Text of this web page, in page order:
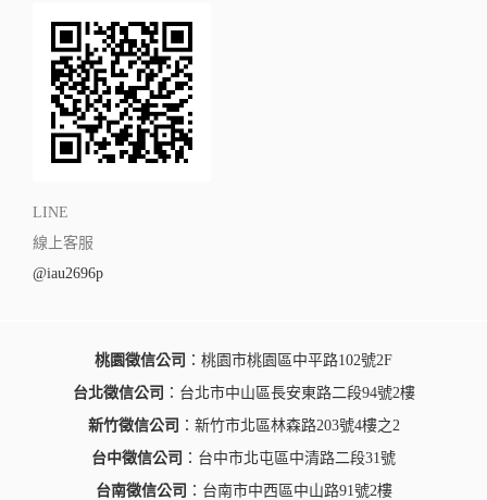
LINE
線上客服
@iau2696p
桃園徵信公司 ：桃園市桃園區中平路102號2F
台北徵信公司 ：台北市中山區長安東路二段94號2樓
新竹徵信公司 ：新竹市北區林森路203號4樓之2
台中徵信公司 ：台中市北屯區中清路二段31號
台南徵信公司 ：台南市中西區中山路91號2樓